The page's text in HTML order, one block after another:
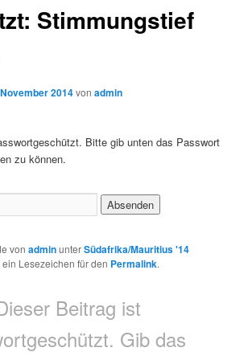
Stimmungstief
2014vonadmin
Bitte gib unten das Passwort
zu können.
vonadminunterSüdafrika/Mauritius '14
Lesezeichen für den Permalink.
Beitrag ist
Gib das